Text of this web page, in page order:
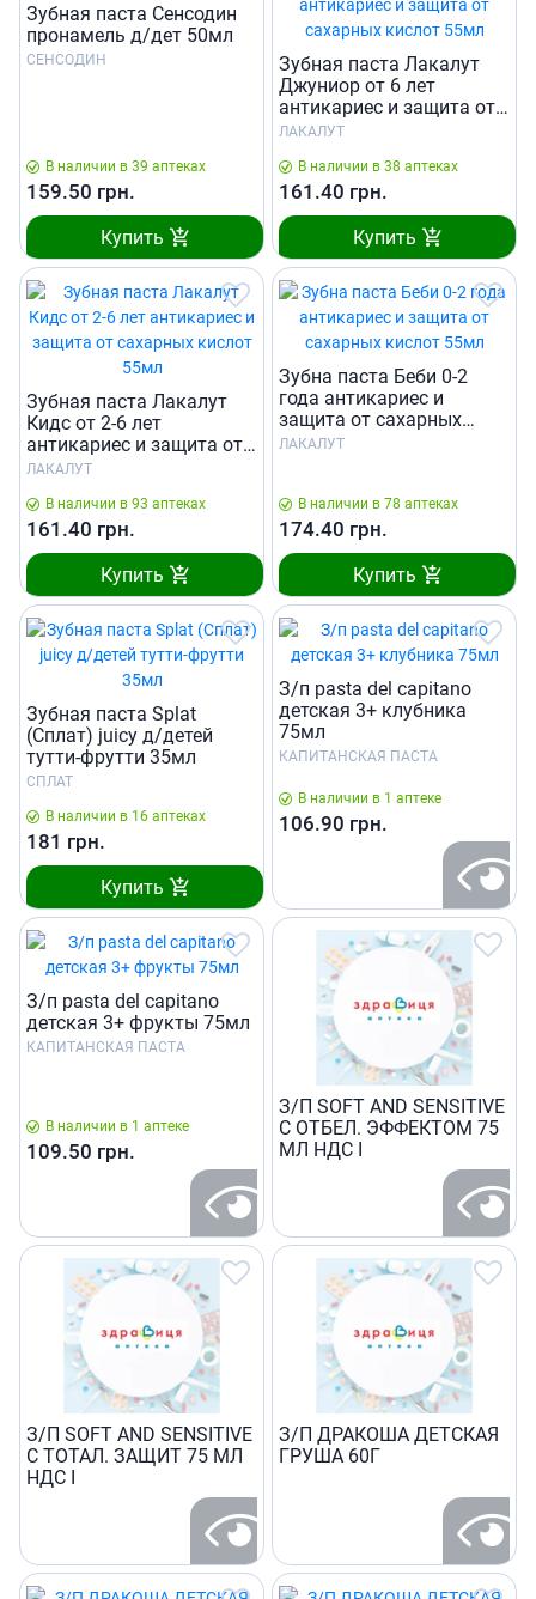
Зубная паста Сенсодин
пронамель д/дет 50мл
СЕНСОДИН
В наличии в 39 аптеках
159.50 грн.
Купить
Зубная паста Лакалут
Джуниор от 6 лет
антикариес и защита от
сахарных кислот 55мл
ЛАКАЛУТ
В наличии в 38 аптеках
161.40 грн.
Купить
Зубная паста Лакалут
Кидс от 2-6 лет
антикариес и защита от
сахарных кислот 55мл
ЛАКАЛУТ
В наличии в 93 аптеках
161.40 грн.
Купить
Зубна паста Беби 0-2
года антикариес и
защита от сахарных
кислот 55мл
ЛАКАЛУТ
В наличии в 78 аптеках
174.40 грн.
Купить
Зубная паста Splat
(Сплат) juicy д/детей
тутти-фрутти 35мл
СПЛАТ
В наличии в 16 аптеках
181 грн.
Купить
З/п pasta del capitano
детская 3+ клубника
75мл
КАПИТАНСКАЯ ПАСТА
В наличии в 1 аптеке
106.90 грн.
З/п pasta del capitano
детская 3+ фрукты 75мл
КАПИТАНСКАЯ ПАСТА
В наличии в 1 аптеке
109.50 грн.
З/П SOFT AND SENSITIVE
С ОТБЕЛ. ЭФФЕКТОМ 75
МЛ НДС I
З/П SOFT AND SENSITIVE
С ТОТАЛ. ЗАЩИТ 75 МЛ
НДС I
З/П ДРАКОША ДЕТСКАЯ
ГРУША 60Г